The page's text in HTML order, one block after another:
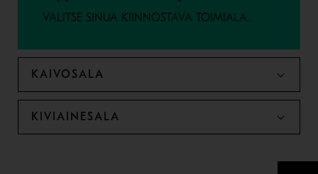
VALITSE SINUA KIINNOSTAVA TOIMIALA.
KAIVOSALA
KIVIAINESALA